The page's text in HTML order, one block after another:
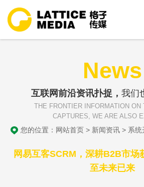
News
互联网前沿资讯扑捉， 我们
THE FRONTIER INFORMATION ON
CAPTURES, WE ARE ALSO
您的位置： 网站首页 > 新闻资讯 > 系统
网易互客SCRM，深耕B2B市场
至未来已来